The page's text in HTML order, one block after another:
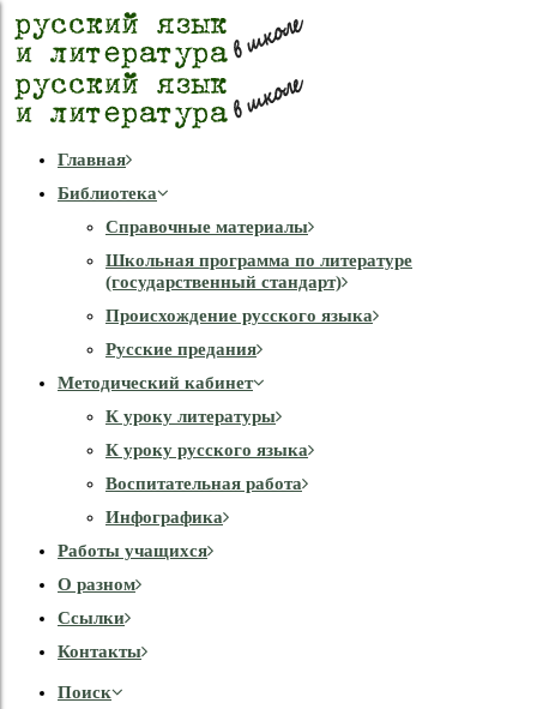
Главная
Библиотека
Справочные материалы
Школьная программа по литературе
(государственный стандарт)
Происхождение русского языка
Русские предания
Методический кабинет
К уроку литературы
К уроку русского языка
Воспитательная работа
Инфографика
Работы учащихся
О разном
Cсылки
Контакты
Поиск